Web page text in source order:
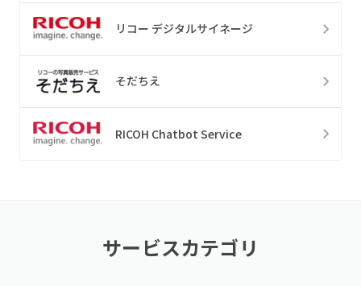
リコー デジタルサイネージ
そだちえ
RICOH Chatbot Service
サービスカテゴリ